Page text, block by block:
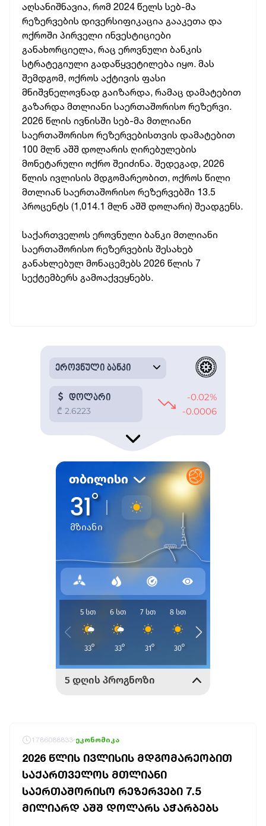
აღსანიშნავია, რომ 2024 წელს სებ-მა
რეზერვების დივერსიფიკაცია გააკეთა და
ოქროში პირველი ინვესტიციები
განახორციელა, რაც ეროვნული ბანკის
სტრატეგიული გადაწყვეტილება იყო. მას
შემდგომ, ოქროს აქტივის ფასი
მნიშვნელოვნად გაიზარდა, რამაც დამატებით
გაზარდა მთლიანი საერთაშორისო რეზერვი.
2026 წლის ივნისში სებ-მა მთლიანი
საერთაშორისო რეზერვებისთვის დამატებით
100 მლნ აშშ დოლარის ღირებულების
მონეტარული ოქრო შეიძინა. შედეგად, 2026
წლის ივლისის მდგომარეობით, ოქროს წილი
მთლიან საერთაშორისო რეზერვებში 13.5
პროცენტს (1,014.1 მლნ აშშ დოლარი) შეადგენს.
საქართველოს ეროვნული ბანკი მთლიანი
საერთაშორისო რეზერვების შესახებ
განახლებულ მონაცემებს 2026 წლის 7
სექტემბერს გამოაქვეყნებს.
1786088833 ეკონომიკა
2026 ᲬᲚᲘᲡ ᲘᲕᲚᲘᲡᲘᲡ ᲛᲓᲒᲝᲛᲐᲠᲔᲝᲑᲘᲗ
ᲡᲐᲥᲐᲠᲗᲕᲔᲚᲝᲡ ᲛᲗᲚᲘᲐᲜᲘ
ᲡᲐᲔᲠᲗᲐᲨᲝᲠᲘᲡᲝ ᲠᲔᲖᲔᲠᲕᲔᲑᲘ 7.5
ᲛᲘᲚᲘᲐᲠᲓ ᲐᲨᲨ ᲓᲝᲚᲐᲠᲡ ᲐᲭᲐᲠᲑᲔᲑᲡ